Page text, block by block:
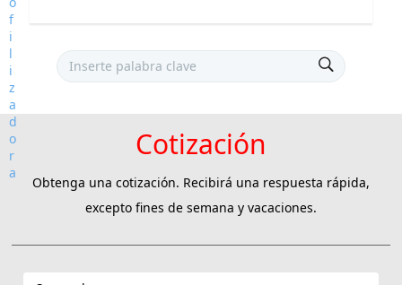
Cotización
Obtenga una cotización. Recibirá una respuesta rápida,
excepto fines de semana y vacaciones.